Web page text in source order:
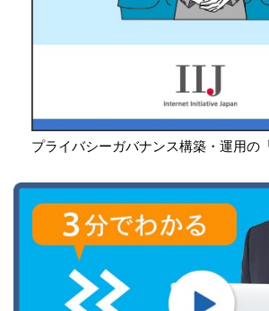
プライバシーガバナンス構築・運用の